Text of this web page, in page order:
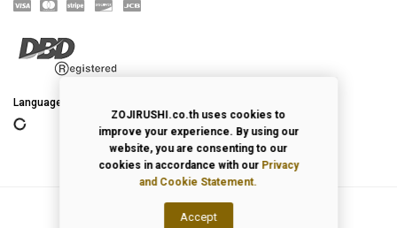
Language
ZOJIRUSHI.co.th uses cookies to
improve your experience. By using our
website, you are consenting to our
cookies in accordance with our Privacy
and Cookie Statement.
Accept